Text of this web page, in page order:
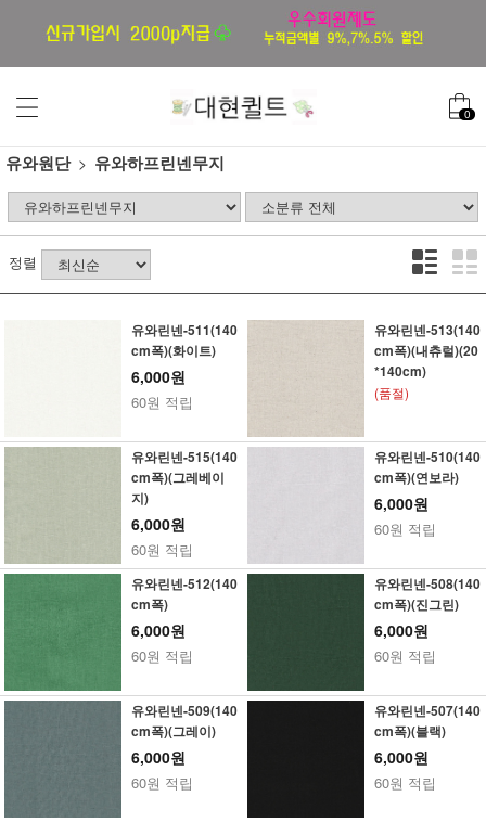
0
유와원단 유와하프린넨무지
정렬
유와린넨-511(140
cm폭)(화이트)
6,000원
60원 적립
유와린넨-513(140
cm폭)(내츄럴)(20
*140cm)
(품절)
유와린넨-515(140
cm폭)(그레베이
지)
6,000원
60원 적립
유와린넨-510(140
cm폭)(연보라)
6,000원
60원 적립
유와린넨-512(140
cm폭)
6,000원
60원 적립
유와린넨-508(140
cm폭)(진그린)
6,000원
60원 적립
유와린넨-509(140
cm폭)(그레이)
6,000원
60원 적립
유와린넨-507(140
cm폭)(블랙)
6,000원
60원 적립